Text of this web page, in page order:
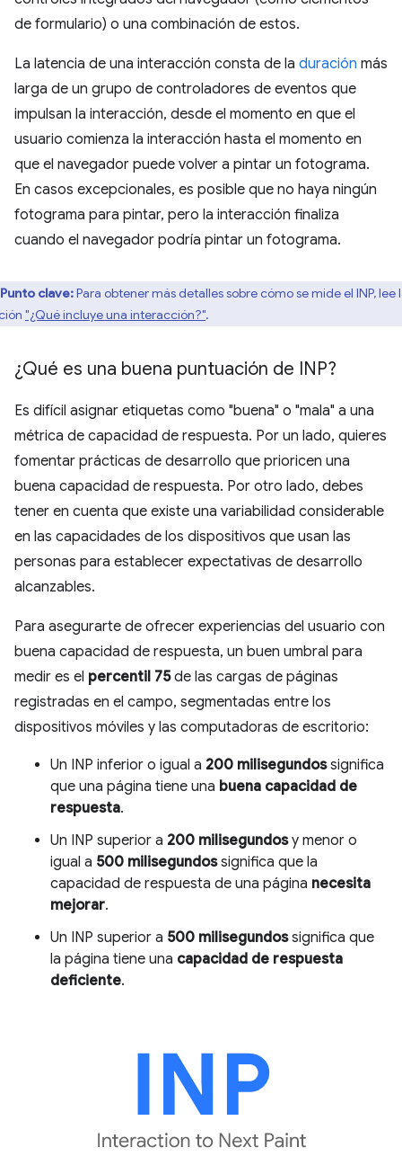
de formulario) o una combinación de estos.
La latencia de una interacción consta de la duración más
larga de un grupo de controladores de eventos que
impulsan la interacción, desde el momento en que el
usuario comienza la interacción hasta el momento en
que el navegador puede volver a pintar un fotograma.
En casos excepcionales, es posible que no haya ningún
fotograma para pintar, pero la interacción finaliza
cuando el navegador podría pintar un fotograma.
Punto clave:Para obtener más detalles sobre cómo se mide el INP, lee
"¿Qué incluye una interacción?".
¿Qué es una buena puntuación de INP?
Es difícil asignar etiquetas como "buena" o "mala" a una
métrica de capacidad de respuesta. Por un lado, quieres
fomentar prácticas de desarrollo que prioricen una
buena capacidad de respuesta. Por otro lado, debes
tener en cuenta que existe una variabilidad considerable
en las capacidades de los dispositivos que usan las
personas para establecer expectativas de desarrollo
alcanzables.
Para asegurarte de ofrecer experiencias del usuario con
buena capacidad de respuesta, un buen umbral para
medir es el percentil 75de las cargas de páginas
registradas en el campo, segmentadas entre los
dispositivos móviles y las computadoras de escritorio:
Un INP inferior o igual a 200 milisegundossignifica
que una página tiene una buena capacidad de
respuesta.
Un INP superior a 200 milisegundosy menor o
igual a 500 milisegundossignifica que la
capacidad de respuesta de una página necesita
mejorar.
Un INP superior a 500 milisegundossignifica que
la página tiene una capacidad de respuesta
deficiente.